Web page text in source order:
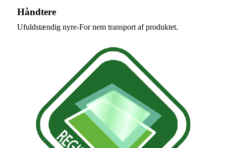
Håndtere
Ufuldstændig nyre-For nem transport af produktet.